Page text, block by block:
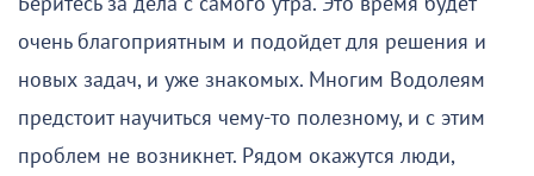
очень благоприятным и подойдет для решения и
новых задач, и уже знакомых. Многим Водолеям
предстоит научиться чему-то полезному, и с этим
проблем не возникнет. Рядом окажутся люди,